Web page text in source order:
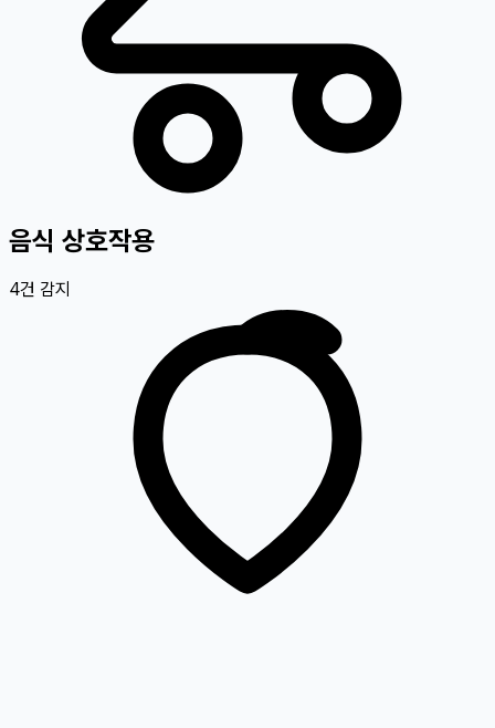
음식 상호작용
4건 감지